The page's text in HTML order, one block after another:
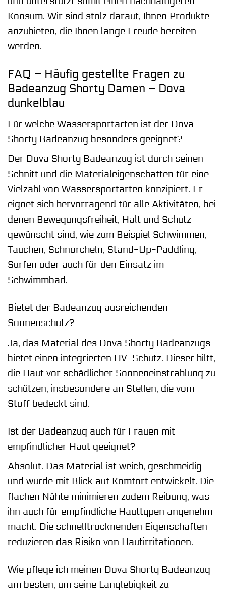
Konsum. Wir sind stolz darauf, Ihnen Produkte
anzubieten, die Ihnen lange Freude bereiten
werden.
FAQ – Häufig gestellte Fragen zu
Badeanzug Shorty Damen – Dova
dunkelblau
Für welche Wassersportarten ist der Dova
Shorty Badeanzug besonders geeignet?
Der Dova Shorty Badeanzug ist durch seinen
Schnitt und die Materialeigenschaften für eine
Vielzahl von Wassersportarten konzipiert. Er
eignet sich hervorragend für alle Aktivitäten, bei
denen Bewegungsfreiheit, Halt und Schutz
gewünscht sind, wie zum Beispiel Schwimmen,
Tauchen, Schnorcheln, Stand-Up-Paddling,
Surfen oder auch für den Einsatz im
Schwimmbad.
Bietet der Badeanzug ausreichenden
Sonnenschutz?
Ja, das Material des Dova Shorty Badeanzugs
bietet einen integrierten UV-Schutz. Dieser hilft,
die Haut vor schädlicher Sonneneinstrahlung zu
schützen, insbesondere an Stellen, die vom
Stoff bedeckt sind.
Ist der Badeanzug auch für Frauen mit
empfindlicher Haut geeignet?
Absolut. Das Material ist weich, geschmeidig
und wurde mit Blick auf Komfort entwickelt. Die
flachen Nähte minimieren zudem Reibung, was
ihn auch für empfindliche Hauttypen angenehm
macht. Die schnelltrocknenden Eigenschaften
reduzieren das Risiko von Hautirritationen.
Wie pflege ich meinen Dova Shorty Badeanzug
am besten, um seine Langlebigkeit zu